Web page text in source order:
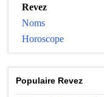
Revez
Noms
Horoscope
Populaire Revez